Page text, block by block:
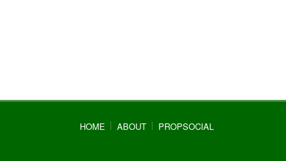
HOME
ABOUT PROPSOCIAL